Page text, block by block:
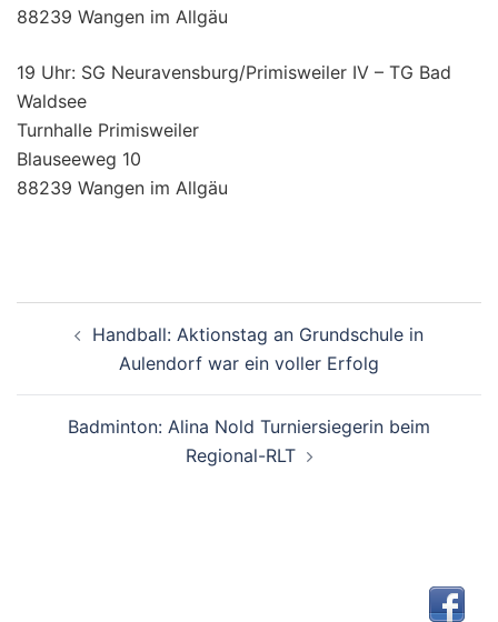
88239 Wangen im Allgäu
19 Uhr: SG Neuravensburg/Primisweiler IV – TG Bad
Waldsee
Turnhalle Primisweiler
Blauseeweg 10
88239 Wangen im Allgäu
Handball: Aktionstag an Grundschule in
Aulendorf war ein voller Erfolg
Badminton: Alina Nold Turniersiegerin beim
Regional-RLT